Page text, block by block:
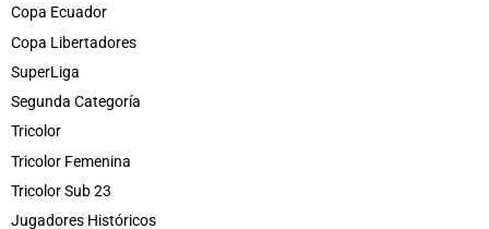
Copa Ecuador
Copa Libertadores
SuperLiga
Segunda Categoría
Tricolor
Tricolor Femenina
Tricolor Sub 23
Jugadores Históricos